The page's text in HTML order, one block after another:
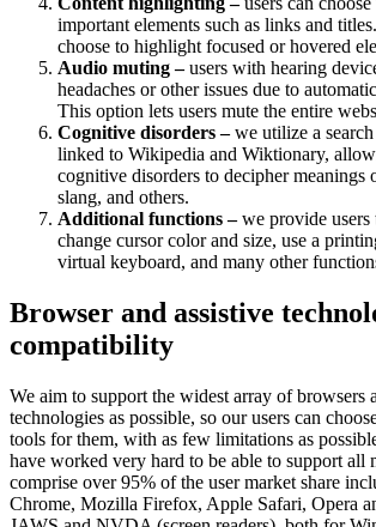
important elements such as links and
choose to highlight focused or hovered
Audio muting –users with hearing
headaches or other issues due to
This option lets users mute the entire
Cognitive disorders –we utilize a
linked to Wikipedia and Wiktionary,
cognitive disorders to decipher meanings
slang, and others.
Additional functions –we provide users
change cursor color and size, use a
virtual keyboard, and many other
Browser and assistive
compatibility
We aim to support the widest array of browsers
technologies as possible, so our users can
tools for them, with as few limitations as
have worked very hard to be able to support all
comprise over 95% of the user market share
Chrome, Mozilla Firefox, Apple Safari, Opera